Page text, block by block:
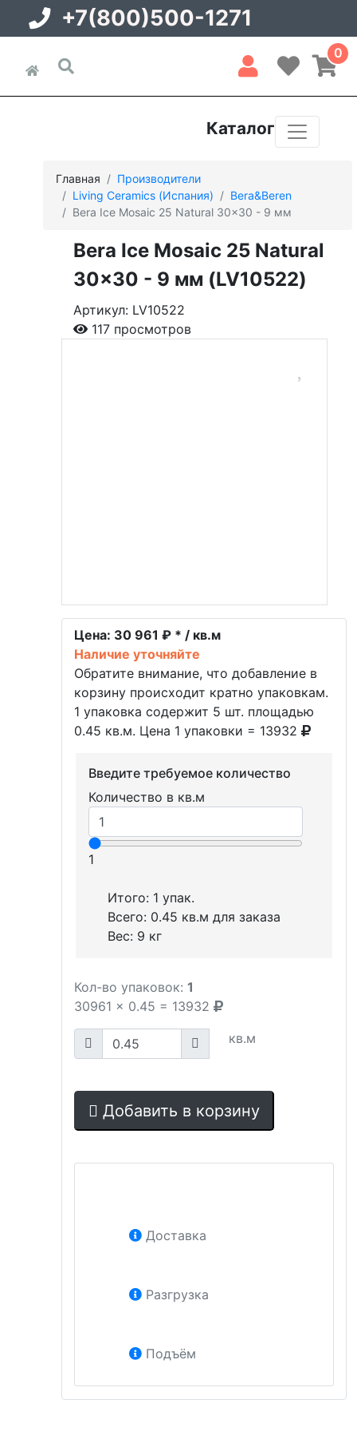
+7(800)500-1271
0
Каталог
Главная
Производители
Living Ceramics (Испания)
Bera&Beren
Bera Ice Mosaic 25 Natural 30x30 - 9 мм
Bera Ice Mosaic 25 Natural
30x30 - 9 мм (LV10522)
Артикул: LV10522
117 просмотров
Цена: 30 961 ₽ * / кв.м
Наличие уточняйте
Обратите внимание, что добавление в
корзину происходит кратно упаковкам.
1 упаковка содержит 5 шт. площадью
0.45 кв.м. Цена 1 упаковки = 13932
Введите требуемое количество
Количество в кв.м
1
Итого: 1 упак.
Всего: 0.45 кв.м для заказа
Вес: 9 кг
Кол-во упаковок: 1
30961 x 0.45 = 13932
кв.м
Добавить в корзину
Доставка
Разгрузка
Подъём